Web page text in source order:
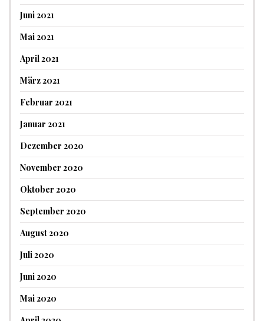
Juni 2021
Mai 2021
April 2021
März 2021
Februar 2021
Januar 2021
Dezember 2020
November 2020
Oktober 2020
September 2020
August 2020
Juli 2020
Juni 2020
Mai 2020